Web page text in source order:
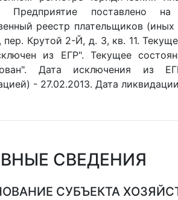
Предприятие поставлено
реестр плательщиков
пер. Крутой 2-Й, д. 3, кв. 11.
из ЕГР". Текущее
Дата исключения из
- 27.02.2013. Дата
СВЕДЕНИЯ
СУБЪЕКТА